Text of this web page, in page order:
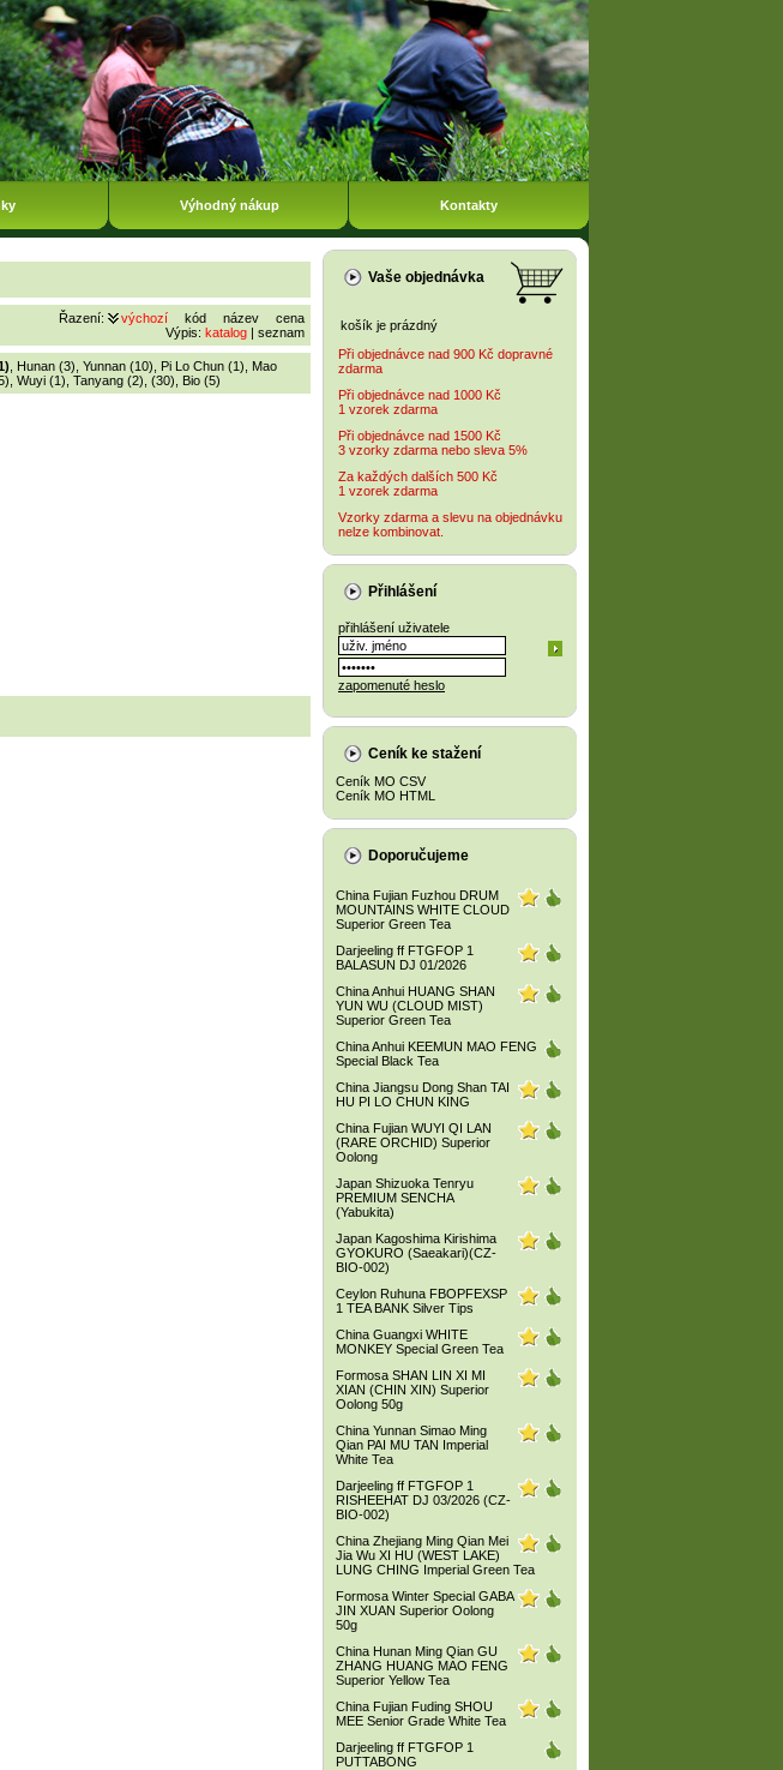
Výhodný nákup Kontakty
Řazení: výchozí kód název
cena
Výpis: katalog | seznam
Hunan (3) Yunnan (10) Pi Lo Chun (1)
Mao
Wuyi (1) Tanyang (2) (30) Bio (5)
Vaše objednávka
košík je prázdný
Při objednávce nad 900 Kč dopravné
zdarma
Při objednávce nad 1000 Kč
1 vzorek zdarma
Při objednávce nad 1500 Kč
3 vzorky zdarma nebo sleva 5%
Za každých dalších 500 Kč
1 vzorek zdarma
Vzorky zdarma a slevu na objednávku
nelze kombinovat.
Přihlášení
přihlášení uživatele
zapomenuté heslo
Ceník ke stažení
Ceník MO CSV
Ceník MO HTML
Doporučujeme
China Fujian Fuzhou DRUM
MOUNTAINS WHITE CLOUD
Superior Green Tea
Darjeeling ff FTGFOP 1
BALASUN DJ 01/2026
China Anhui HUANG SHAN
YUN WU (CLOUD MIST)
Superior Green Tea
China Anhui KEEMUN MAO FENG
Special Black Tea
China Jiangsu Dong Shan TAI
HU PI LO CHUN KING
China Fujian WUYI QI LAN
(RARE ORCHID) Superior
Oolong
Japan Shizuoka Tenryu
PREMIUM SENCHA
(Yabukita)
Japan Kagoshima Kirishima
GYOKURO (Saeakari)(CZ-
BIO-002)
Ceylon Ruhuna FBOPFEXSP
1 TEA BANK Silver Tips
China Guangxi WHITE
MONKEY Special Green Tea
Formosa SHAN LIN XI MI
XIAN (CHIN XIN) Superior
Oolong 50g
China Yunnan Simao Ming
Qian PAI MU TAN Imperial
White Tea
Darjeeling ff FTGFOP 1
RISHEEHAT DJ 03/2026 (CZ-
BIO-002)
China Zhejiang Ming Qian Mei
Jia Wu XI HU (WEST LAKE)
LUNG CHING Imperial Green Tea
Formosa Winter Special GABA
JIN XUAN Superior Oolong
50g
China Hunan Ming Qian GU
ZHANG HUANG MAO FENG
Superior Yellow Tea
China Fujian Fuding SHOU
MEE Senior Grade White Tea
Darjeeling ff FTGFOP 1
PUTTABONG